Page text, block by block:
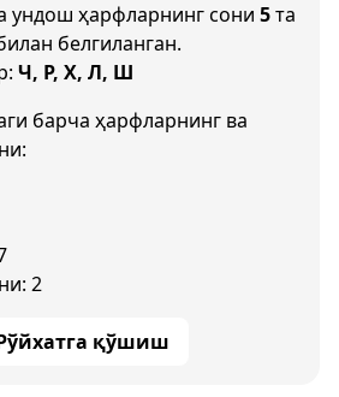
ундош ҳарфларнинг сони 5та
белгиланган.
Ч, Р, Х, Л, Ш
барча ҳарфларнинг ва
2
қўшиш